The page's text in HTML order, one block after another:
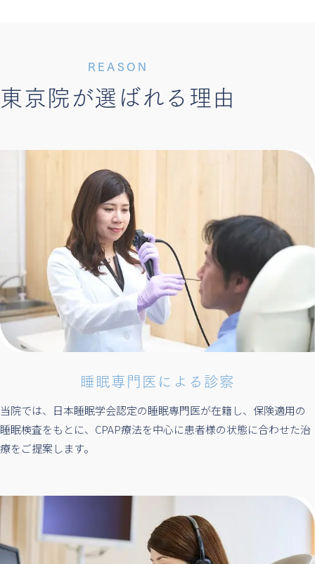
REASON
東京院が選ばれる理由
睡眠専門医による診察
当院では、日本睡眠学会認定の睡眠専門医が在籍し、保険適用の
睡眠検査をもとに、CPAP療法を中心に患者様の状態に合わせた治
療をご提案します。